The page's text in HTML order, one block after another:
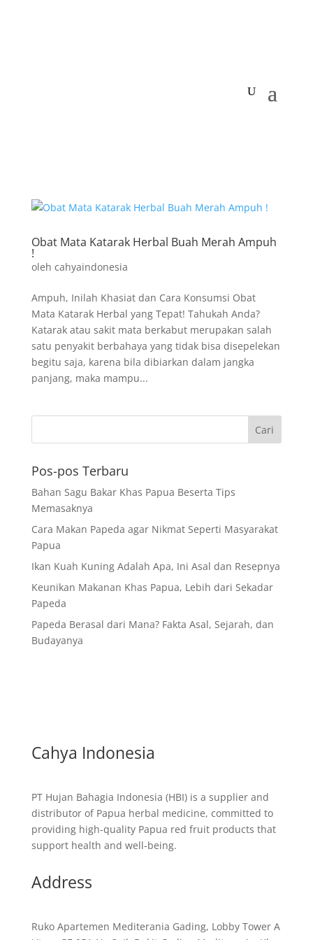
Obat Mata Katarak Herbal Buah Merah Ampuh
!
oleh cahyaindonesia
Ampuh, Inilah Khasiat dan Cara Konsumsi Obat
Mata Katarak Herbal yang Tepat! Tahukah Anda?
Katarak atau sakit mata berkabut merupakan salah
satu penyakit berbahaya yang tidak bisa disepelekan
begitu saja, karena bila dibiarkan dalam jangka
panjang, maka mampu...
Pos-pos Terbaru
Bahan Sagu Bakar Khas Papua Beserta Tips
Memasaknya
Cara Makan Papeda agar Nikmat Seperti Masyarakat
Papua
Ikan Kuah Kuning Adalah Apa, Ini Asal dan Resepnya
Keunikan Makanan Khas Papua, Lebih dari Sekadar
Papeda
Papeda Berasal dari Mana? Fakta Asal, Sejarah, dan
Budayanya
Cahya Indonesia
PT Hujan Bahagia Indonesia (HBI) is a supplier and
distributor of Papua herbal medicine, committed to
providing high-quality Papua red fruit products that
support health and well-being.
Address
Ruko Apartemen Mediterania Gading, Lobby Tower A